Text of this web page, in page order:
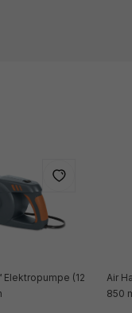
Elektropumpe (12
Air
850